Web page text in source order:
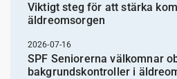
Viktigt steg för att stärka
äldreomsorgen
2026-07-16
SPF Seniorerna välkomnar
bakgrundskontroller i